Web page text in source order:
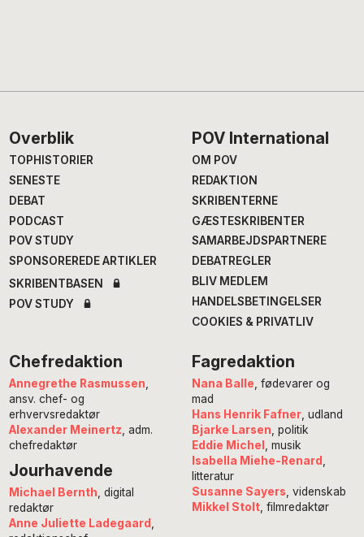
Footer
Overblik
TOPHISTORIER
SENESTE
DEBAT
PODCAST
POV STUDY
SPONSOREREDE ARTIKLER
SKRIBENTBASEN
POV STUDY
POV International
OM POV
REDAKTION
SKRIBENTERNE
GÆSTESKRIBENTER
SAMARBEJDSPARTNERE
DEBATREGLER
BLIV MEDLEM
HANDELSBETINGELSER
COOKIES & PRIVATLIV
Chefredaktion
Annegrethe Rasmussen
ansv. chef- og
erhvervsredaktør
Alexander Meinertz , adm.
chefredaktør
Jourhavende
Michael Bernth , digital
redaktør
Anne Juliette Ladegaard
Fagredaktion
Nana Balle , fødevarer og
mad
Hans Henrik Fafner, udland
Bjarke Larsen , politik
Eddie Michel
, musik
Isabella Miehe-Renard
litteratur
Susanne Sayers , videnskab
Mikkel Stolt, filmredaktør